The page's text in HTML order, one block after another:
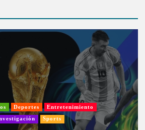
Deportes Entretenimiento
Sports